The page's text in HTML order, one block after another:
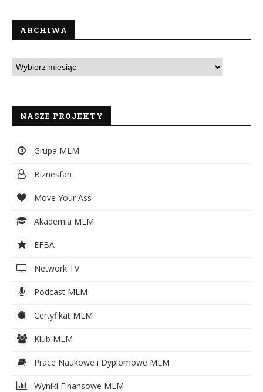
ARCHIWA
NASZE PROJEKTY
Grupa MLM
Biznesfan
Move Your Ass
Akademia MLM
EFBA
Network TV
Podcast MLM
Certyfikat MLM
Klub MLM
Prace Naukowe i Dyplomowe MLM
Wyniki Finansowe MLM